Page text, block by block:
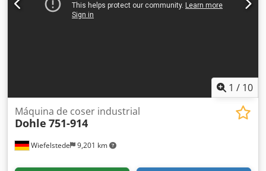
1 / 10
Wiefelstede 9,201 km
Máquina de coser industrial
Dohle 751-914